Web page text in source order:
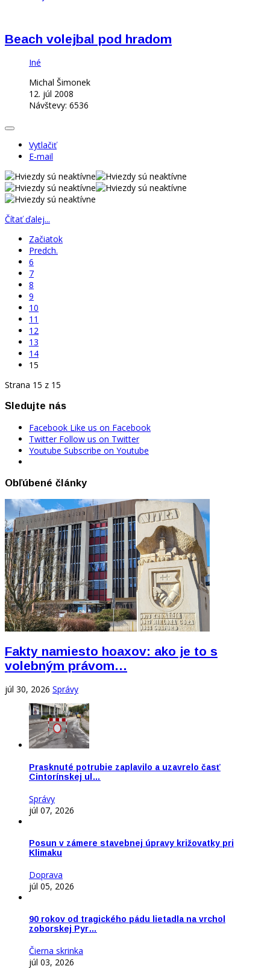
Beach volejbal pod hradom
Iné
Michal Šimonek
12. júl 2008
Návštevy: 6536
Vytlačiť
E-mail
Čítať ďalej...
Začiatok
Predch.
6
7
8
9
10
11
12
13
14
15
Strana 15 z 15
Sledujte nás
Facebook Like us on Facebook
Twitter Follow us on Twitter
Youtube Subscribe on Youtube
Obľúbené články
Fakty namiesto hoaxov: ako je to s
volebným právom…
júl 30, 2026 Správy
Prasknuté potrubie zaplavilo a uzavrelo časť
Cintorínskej ul…
Správy
júl 07, 2026
Posun v zámere stavebnej úpravy križovatky pri
Klimaku
Doprava
júl 05, 2026
90 rokov od tragického pádu lietadla na vrchol
zoborskej Pyr…
Čierna skrinka
júl 03, 2026